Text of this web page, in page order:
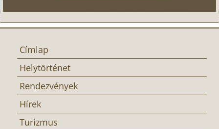
Címlap
Helytörténet
Rendezvények
Hírek
Turizmus